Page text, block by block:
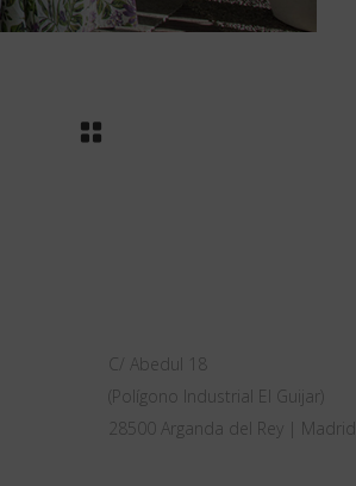
C/ Abedul 18
(Polígono Industrial El Guijar)
28500 Arganda del Rey | Madrid